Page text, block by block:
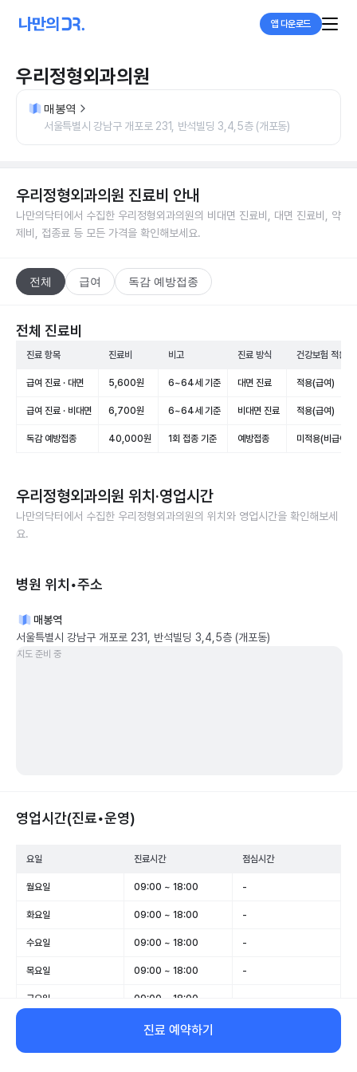
앱 다운로드
우리정형외과의원
매봉역
서울특별시 강남구 개포로 231, 반석빌딩 3,4,5층 (개포동)
우리정형외과의원 진료비 안내
나만의닥터에서 수집한 우리정형외과의원의 비대면 진료비, 대면 진료비, 약
제비, 접종료 등 모든 가격을 확인해보세요.
전체 급여 독감 예방접종
전체 진료비
진료 항목 진료비 비고 진료 방식 건강보험 적용
급여 진료 · 대면 5,600원 6~64세 기준 대면 진료 적용(급여)
급여 진료 · 비대면 6,700원 6~64세 기준 비대면 진료 적용(급여)
독감 예방접종 40,000원 1회 접종 기준 예방접종 미적용(비급여)
우리정형외과의원 위치·영업시간
나만의닥터에서 수집한 우리정형외과의원의 위치와 영업시간을 확인해보세
요.
병원 위치•주소
매봉역
서울특별시 강남구 개포로 231, 반석빌딩 3,4,5층 (개포동)
지도 준비 중
영업시간(진료•운영)
요일 진료시간 점심시간
월요일 09:00 ~ 18:00 -
화요일 09:00 ~ 18:00 -
수요일 09:00 ~ 18:00 -
목요일 09:00 ~ 18:00 -
금요일 09:00 ~ 18:00
09:00 ~ 13:00
일요일 휴무 -
진료 예약하기